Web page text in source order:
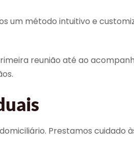
um método intuitivo e
reunião até ao
Prestamos cuidado